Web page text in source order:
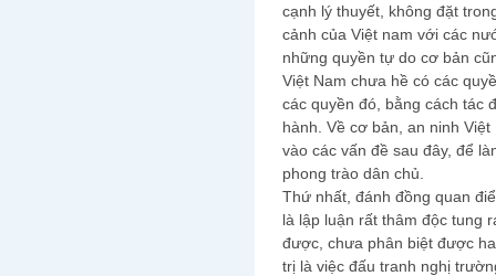
cạnh lý thuyết, không đặt
cảnh của Việt nam với các
những quyền tự do cơ bản
Việt Nam chưa hề có các
các quyền đó, bằng cách tác
hành. Về cơ bản, an ninh
vào các vấn đề sau đây, để
phong trào dân chủ.
Thứ nhất, đánh đồng quan
là lập luận rất thâm độc tung
được, chưa phân biệt được
trị là việc đấu tranh nghị